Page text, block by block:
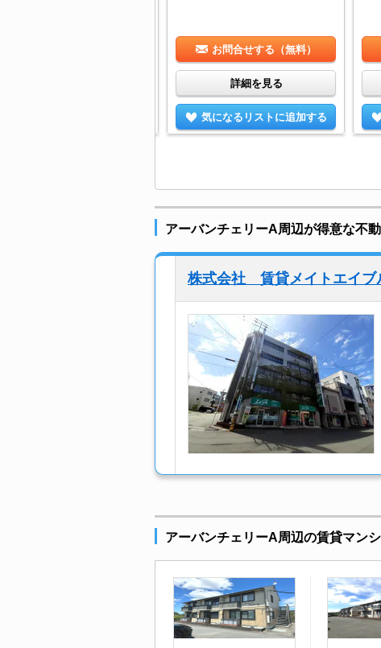
お問合せする（無料）
詳細を見る
気になるリストに追加する
アーバンチェリーA周辺が得意な不
株式会社 賃貸メイトエイブ
アーバンチェリーA周辺の賃貸マン